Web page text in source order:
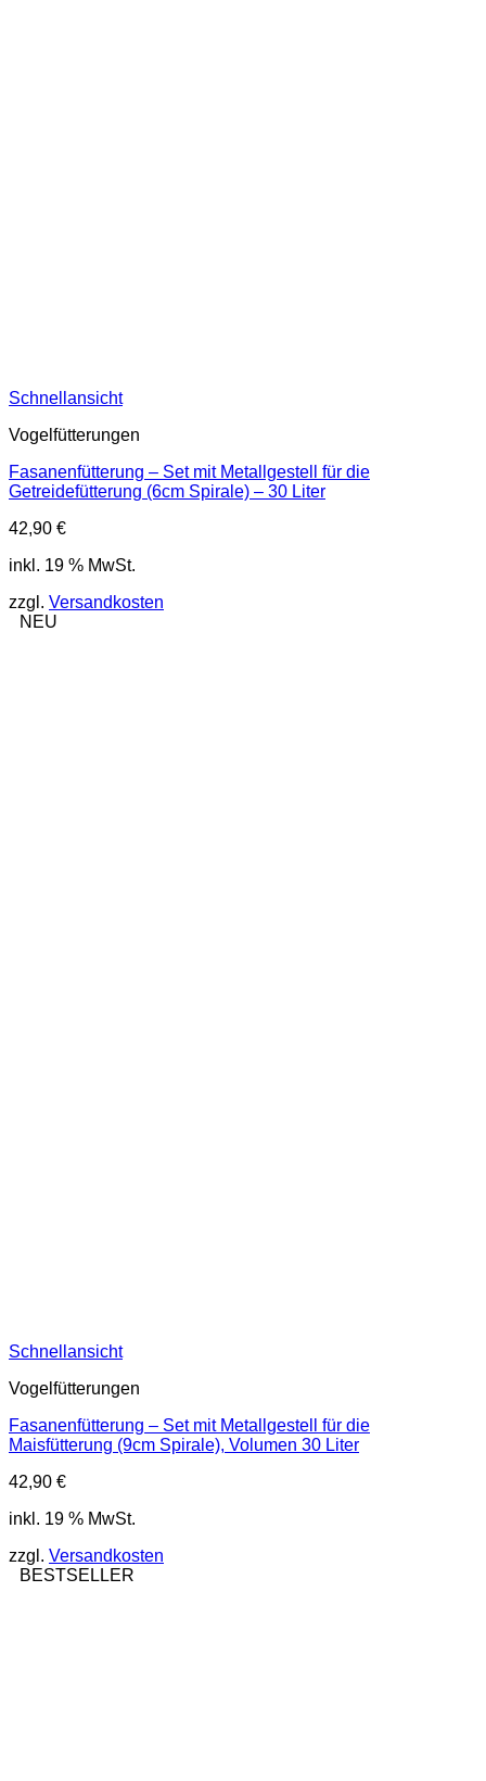
Schnellansicht
Vogelfütterungen
Fasanenfütterung – Set mit Metallgestell für die
Getreidefütterung (6cm Spirale) – 30 Liter
42,90 €
inkl. 19 % MwSt.
zzgl. Versandkosten
NEU
Schnellansicht
Vogelfütterungen
Fasanenfütterung – Set mit Metallgestell für die
Maisfütterung (9cm Spirale), Volumen 30 Liter
42,90 €
inkl. 19 % MwSt.
zzgl. Versandkosten
BESTSELLER